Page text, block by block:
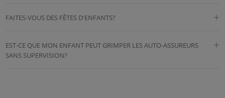
FAITES-VOUS DES FÊTES D'ENFANTS?
EST-CE QUE MON ENFANT PEUT GRIMPER LES AUTO-ASSUREURS
SANS SUPERVISION?